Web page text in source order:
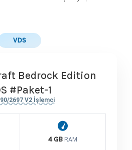
VDS
Bedrock Edition
#Paket-1
2697 V2 İşlemci
4 GB RAM